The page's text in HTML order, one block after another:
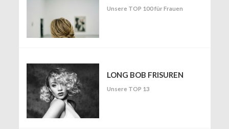
Unsere TOP 100 für Frauen
LONG BOB FRISUREN
Unsere TOP 13